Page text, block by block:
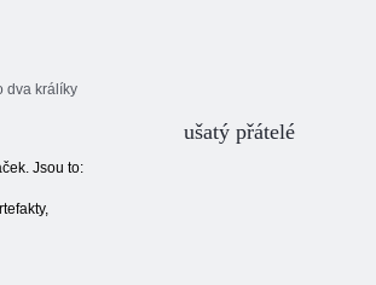
dva králíky
ušatý přátelé
Jsou to: